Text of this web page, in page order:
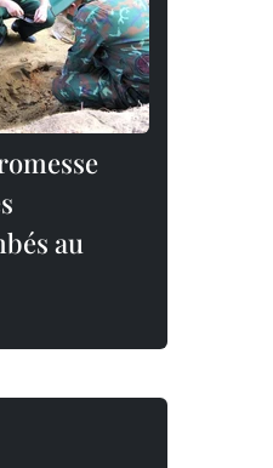
au